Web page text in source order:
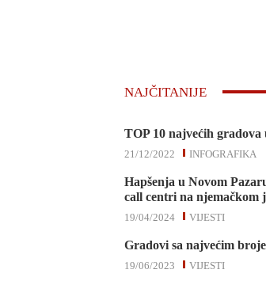
NAJČITANIJE
TOP 10 najvećih
INFOGRAFIKA
21/12/2022
Hapšenja u Novom
call centri na njemačkom
VIJESTI
19/04/2024
Gradovi sa najvećim
VIJESTI
19/06/2023